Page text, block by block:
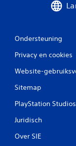
Ondersteuning
Privacy en cookies
Website-
Sitemap
PlayStation Studios
Juridisch
Over SIE